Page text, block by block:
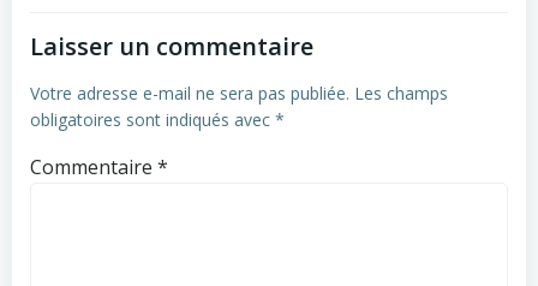
Laisser un commentaire
Votre adresse e-mail ne sera pas publiée. Les champs
obligatoires sont indiqués avec *
Commentaire *